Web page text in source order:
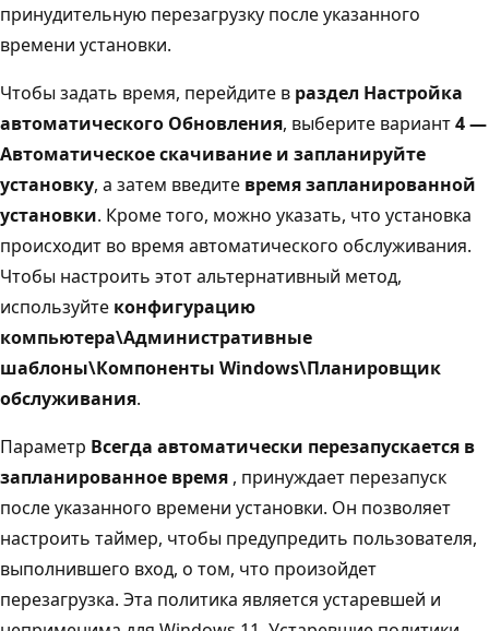
принудительную перезагрузку после указанного
времени установки.
Чтобы задать время, перейдите в раздел Настройка
автоматического Обновления, выберите вариант4 —
Автоматическое скачивание и запланируйте
установку, а затем введите время запланированной
установки. Кроме того, можно указать, что установка
происходит во время автоматического обслуживания.
Чтобы настроить этот альтернативный метод,
используйте конфигурацию
компьютера\Административные
шаблоны\Компоненты Windows\Планировщик
обслуживания.
Параметр Всегда автоматически перезапускается в
запланированное время , принуждает перезапуск
после указанного времени установки. Он позволяет
настроить таймер, чтобы предупредить пользователя,
выполнившего вход, о том, что произойдет
перезагрузка. Эта политика является устаревшей и